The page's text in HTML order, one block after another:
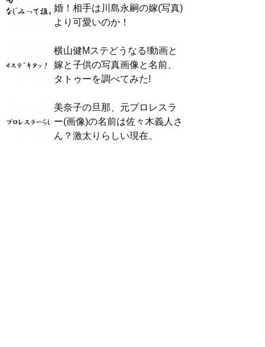
婚！相手は川島永嗣の嫁(写真)
より可愛いのか！
横山健Mステどうなる!動画と
嫁と子供の写真画像と名前、
タトゥーを調べてみた!
美奈子の旦那、元プロレスラ
ー(画像)の名前は佐々木義人さ
ん？激太りらしい現在。